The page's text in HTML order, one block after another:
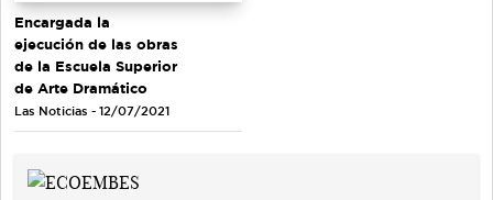
Encargada la
ejecución de las obras
de la Escuela Superior
de Arte Dramático
Las Noticias - 12/07/2021